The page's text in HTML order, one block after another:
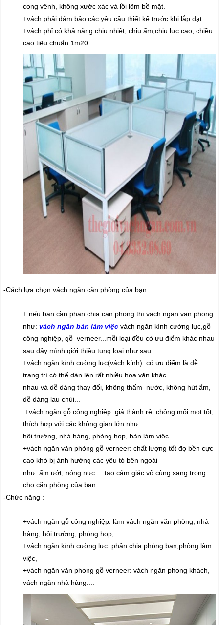
cong vênh, không xước xác và lồi lõm bề mặt.
+vách phải đảm bảo các yêu cầu thiết kế trước khi lắp đạt
+vách phỉ có khả năng chịu nhiệt, chịu ẩm,chịu lực cao, chiều
cao tiêu chuẩn 1m20
-Cách lựa chọn vách ngăn căn phòng của bạn:
+ nếu bạn cần phân chia căn phòng thì vách ngăn văn phòng
như:vách ngăn bàn làm việcvách ngăn kính cường lực,gỗ
công nghiệp, gỗ verneer...mỗi loại đều có ưu điểm khác nhau
sau đây mình giới thiệu tung loại như sau:
+vách ngăn kính cường lực(vách kính): có ưu điểm là dễ
trang trí có thể dán lên rất nhiều hoa văn khác
nhau và dễ dàng thay đổi, không thấm nước, không hút ẩm,
dễ dàng lau chùi...
+vách ngăn gỗ công nghiệp: giá thành rẻ, chông mối mọt tốt,
thích hợp với các không gian lớn như:
hội trường, nhà hàng, phòng họp, bàn làm việc....
+vách ngăn văn phòng gỗ verneer: chất lượng tốt đọ bền cực
cao khó bị ảnh hưởng các yếu tó bên ngoài
như: ẩm ướt, nóng nực.... tạo cảm giác vô cùng sang trọng
cho căn phòng của bạn.
-Chức năng :
+vách ngăn gỗ công nghiệp: làm vách ngăn văn phòng, nhà
hàng, hội trường, phòng họp,
+vách ngăn kính cường lực: phân chia phòng ban,phòng làm
việc,
+vách ngăn văn phong gỗ verneer: vách ngăn phong khách,
vách ngăn nhà hàng....